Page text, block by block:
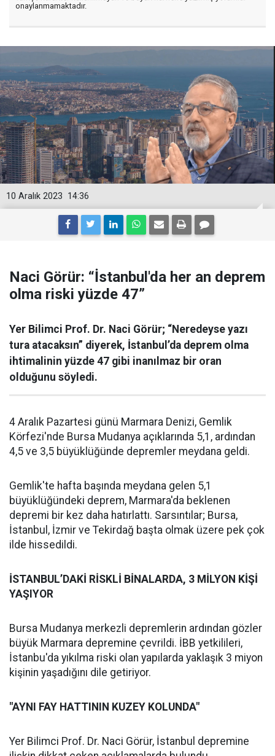
onaylanmamaktadır.
14:36
10 Aralık 2023
Naci Görür: “İstanbul'da her an deprem
olma riski yüzde 47”
Yer Bilimci Prof. Dr. Naci Görür; “Neredeyse yazı
tura atacaksın” diyerek, İstanbul’da deprem olma
ihtimalinin yüzde 47 gibi inanılmaz bir oran
olduğunu söyledi.
4 Aralık Pazartesi günü Marmara Denizi, Gemlik
Körfezi'nde Bursa Mudanya açıklarında 5,1, ardından
4,5 ve 3,5 büyüklüğünde depremler meydana geldi.
Gemlik'te hafta başında meydana gelen 5,1
büyüklüğündeki deprem, Marmara'da beklenen
depremi bir kez daha hatırlattı. Sarsıntılar; Bursa,
İstanbul, İzmir ve Tekirdağ başta olmak üzere pek çok
ilde hissedildi.
İSTANBUL’DAKİ RİSKLİ BİNALARDA, 3 MİLYON KİŞİ
YAŞIYOR
Bursa Mudanya merkezli depremlerin ardından gözler
büyük Marmara depremine çevrildi. İBB yetkilileri,
İstanbu'da yıkılma riski olan yapılarda yaklaşık 3 miyon
kişinin yaşadığını dile getiriyor.
"AYNI FAY HATTININ KUZEY KOLUNDA"
Yer Bilimci Prof. Dr. Naci Görür, İstanbul depremine